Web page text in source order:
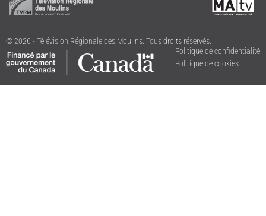
© 2026 - Télévision Régionale des Moulins. Tous droits réservés.
Politique de confidentialité
Politique de cookies